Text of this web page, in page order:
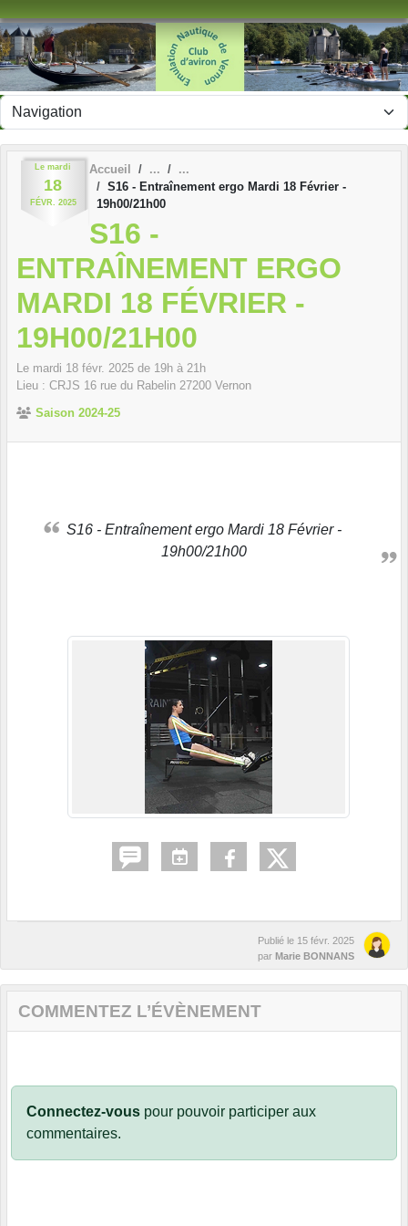
Le mardi
18
FÉVR. 2025
Accueil
S16 - Entraînement ergo Mardi 18 Février -
19h00/21h00
S16 -
ENTRAÎNEMENT ERGO
MARDI 18 FÉVRIER -
19H00/21H00
Le mardi 18 févr. 2025 de 19h à 21h
Lieu : CRJS 16 rue du Rabelin 27200 Vernon
Saison 2024-25
S16 - Entraînement ergo Mardi 18 Février -
19h00/21h00
Publié le 15 févr. 2025
par Marie BONNANS
COMMENTEZ L’ÉVÈNEMENT
Connectez-vous pour pouvoir participer aux
commentaires.